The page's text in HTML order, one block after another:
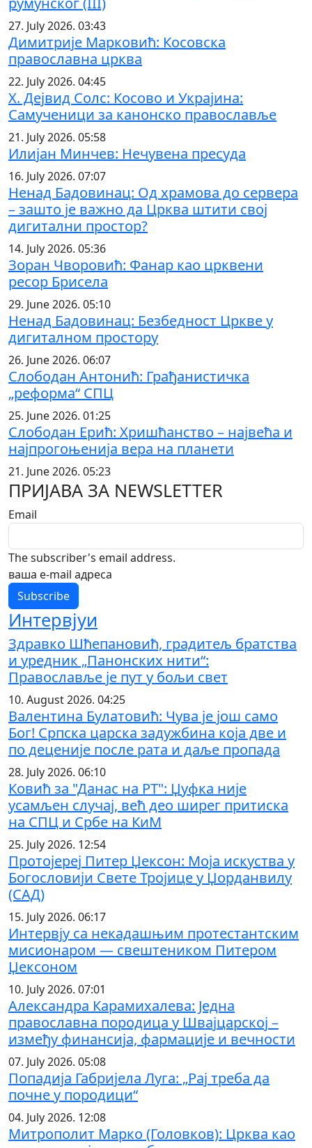
27. July 2026. 03:43
Димитрије Марковић: Косовска
православна црква
22. July 2026. 04:45
Х. Дејвид Солс: Косово и Украјина:
Самученици за канонско православље
21. July 2026. 05:58
Илијан Минчев: Нечувена пресуда
16. July 2026. 07:07
Ненад Бадовинац: Од храмова до сервера
– зашто је важно да Црква штити свој
дигитални простор?
14. July 2026. 05:36
Зоран Чворовић: Фанар као црквени
ресор Брисела
29. June 2026. 05:10
Ненад Бадовинац: Безбедност Цркве у
дигиталном простору
26. June 2026. 06:07
Слободан Антонић: Грађанистичка
„реформа“ СПЦ
25. June 2026. 01:25
Слободан Ерић: Хришћанство – највећа и
најпрогоњенија вера на планети
21. June 2026. 05:23
ПРИЈАВА ЗА NEWSLETTER
Email
The subscriber's email address.
ваша е-mail адреса
Интервјуи
Здравко Шћепановић, градитељ братства
и уредник „Панонских нити“:
Православље је пут у бољи свет
10. August 2026. 04:25
Валентина Булатовић: Чува је још само
Бог! Српска царска задужбина која две и
по деценије после рата и даље пропада
28. July 2026. 06:10
Ковић за "Данас на РТ": Џуфка није
усамљен случај, већ део ширег притиска
на СПЦ и Србе на КиМ
25. July 2026. 12:54
Протојереј Питер Џексон: Моја искуства у
Богословији Свете Тројице у Џорданвилу
(САД)
15. July 2026. 06:17
Интервју са некадашњим протестантским
мисионаром — свештеником Питером
Џексоном
10. July 2026. 07:01
Александра Карамихалева: Једна
православна породица у Швајцарској –
између финансија, фармације и вечности
07. July 2026. 05:08
Попадија Габријела Луга: „Рај треба да
почне у породици“
04. July 2026. 12:08
Митрополит Марко (Головков): Црква као